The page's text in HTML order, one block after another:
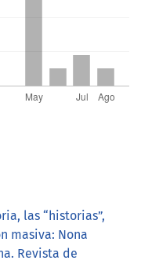
las “historias”,
masiva: Nona
Revista de